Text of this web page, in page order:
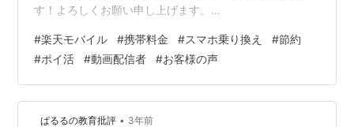
す！よろしくお願い申し上げます。
定】楽天モバイル紹介キャンペーン！回線お申し込みご
とにポイントプレゼント上記URLからどなたでもお申し
込みいただけます。 楽天モバイルに乗り換えた猛者現
る！📱✨ 月300GB超えも余裕しゃくしゃく！？皆さん、
こんにちは！今回は、楽天モバイルユーザーの上田さん
#楽天モバイル #携帯料金 #スマホ乗り換え #節約
#ポイ活 #動画配信者 #お客様の声
ぱるるの教育批評 • 3年前